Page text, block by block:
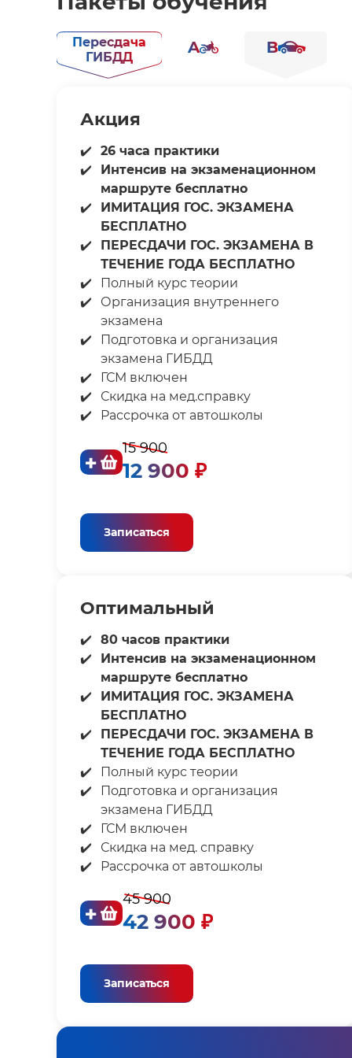
Пересдача
ГИБДД
A B
Акция
26 часа практики
Интенсив на экзаменационном
маршруте бесплатно
ИМИТАЦИЯ ГОС. ЭКЗАМЕНА
БЕСПЛАТНО
ПЕРЕСДАЧИ ГОС. ЭКЗАМЕНА В
ТЕЧЕНИЕ ГОДА БЕСПЛАТНО
Полный курс теории⁣⁣
Организация внутреннего
экзамена⁣⁣
Подготовка и организация
экзамена ГИБДД⁣⁣
ГСМ включен⁣⁣
Скидка на мед.справку⁣⁣
Рассрочка от автошколы
15 900
12 900 ₽
Записаться
Оптимальный
80 часов практики
Интенсив на экзаменационном
маршруте бесплатно
ИМИТАЦИЯ ГОС. ЭКЗАМЕНА
БЕСПЛАТНО⁣⁣
ПЕРЕСДАЧИ ГОС. ЭКЗАМЕНА В
ТЕЧЕНИЕ⁣⁣ ГОДА БЕСПЛАТНО
Полный курс теории⁣⁣
Подготовка и организация
экзамена ГИБДД⁣⁣
ГСМ включен⁣⁣
Скидка на мед. справку⁣⁣
Рассрочка от автошколы
45 900
42 900 ₽
Записаться